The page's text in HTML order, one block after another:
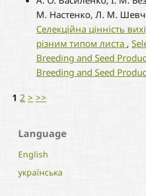
М. Настенко, Л. М.
Cелекційна цінність
різним типом листа ,
Breeding and Seed
Breeding and Seed
1 2 > >>
Language
English
українська